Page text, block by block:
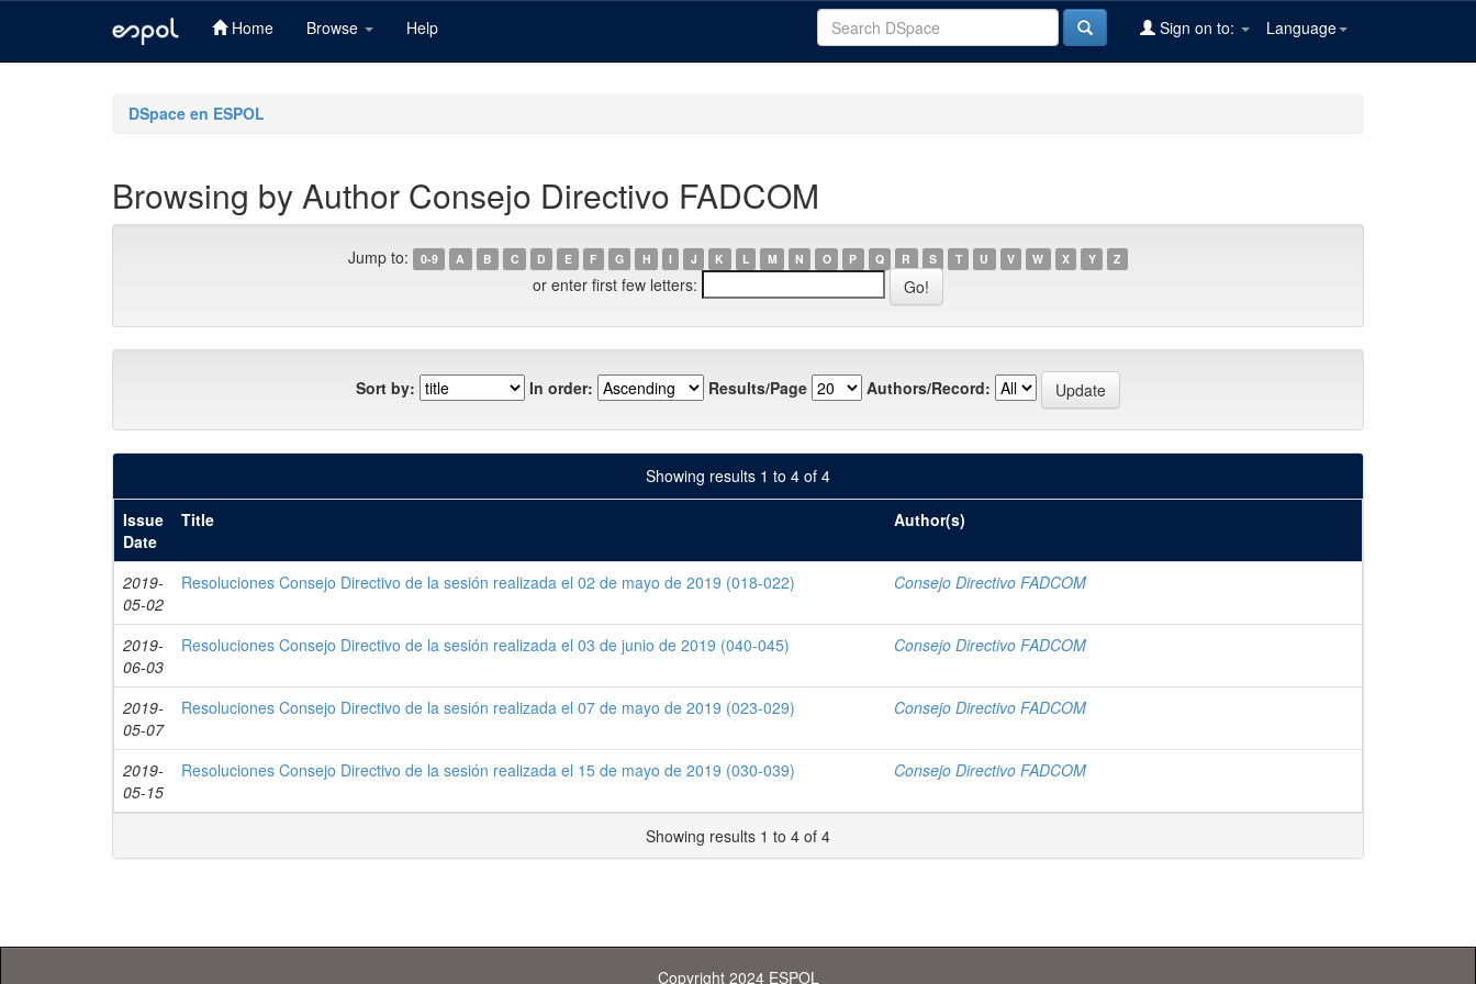
Home Browse Help Language
Sign on to:
DSpace en ESPOL
Browsing by Author Consejo Directivo FADCOM
Jump to: 0-9 A B C D E F G H I J K L M N O P Q R S T U V W X Y Z
or enter first few letters:
Sort by: In order: Results/Page Authors/Record:
Showing results 1 to 4 of 4
Issue
Date
Title Author(s)
2019-
05-02
Resoluciones Consejo Directivo de la sesión realizada el 02 de mayo de 2019 (018-022) Consejo Directivo FADCOM
2019-
06-03
Resoluciones Consejo Directivo de la sesión realizada el 03 de junio de 2019 (040-045) Consejo Directivo FADCOM
2019-
05-07
Resoluciones Consejo Directivo de la sesión realizada el 07 de mayo de 2019 (023-029) Consejo Directivo FADCOM
2019-
05-15
Resoluciones Consejo Directivo de la sesión realizada el 15 de mayo de 2019 (030-039) Consejo Directivo FADCOM
Showing results 1 to 4 of 4
Copyright 2024 ESPOL